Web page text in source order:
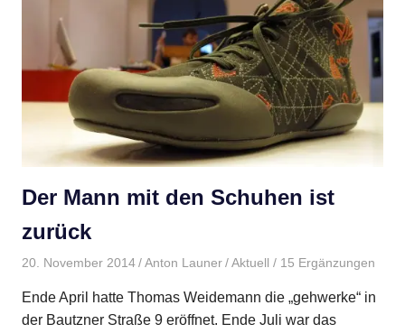
Der Mann mit den Schuhen ist
zurück
20. November 2014 Anton Launer Aktuell / 15 Ergänzungen
Ende April hatte Thomas Weidemann die „gehwerke“ in
der Bautzner Straße 9 eröffnet. Ende Juli war das